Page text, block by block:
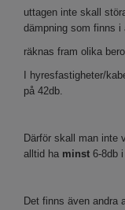
uttagen inte skall
dämpning som finns i
räknas fram olika
I hyresfastigheter/
på 42db.
Därför skall man inte
alltid ha minst 6-8db
Det finns även andra